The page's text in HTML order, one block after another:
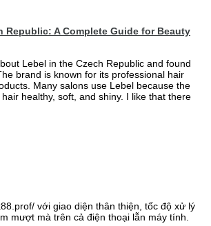
Republic: A Complete Guide for Beauty
Lebel in the Czech Republic and found
brand is known for its professional hair
Many salons use Lebel because the
healthy, soft, and shiny. I like that there
với giao diện thân thiện, tốc độ xử lý
mượt mà trên cả điện thoại lẫn máy tính.